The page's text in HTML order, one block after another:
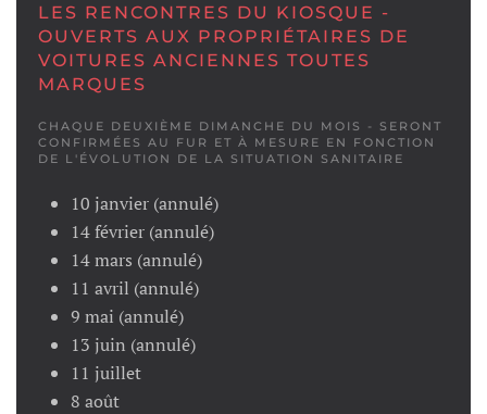
LES RENCONTRES DU KIOSQUE -
OUVERTS AUX PROPRIÉTAIRES DE
VOITURES ANCIENNES TOUTES
MARQUES
CHAQUE DEUXIÈME DIMANCHE DU MOIS - SERONT
CONFIRMÉES AU FUR ET À MESURE EN FONCTION
DE L'ÉVOLUTION DE LA SITUATION SANITAIRE
10 janvier (annulé)
14 février (annulé)
14 mars (annulé)
11 avril (annulé)
9 mai (annulé)
13 juin (annulé)
11 juillet
8 août